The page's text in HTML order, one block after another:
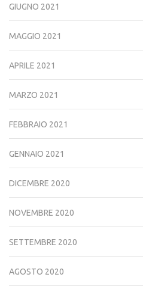
GIUGNO 2021
MAGGIO 2021
APRILE 2021
MARZO 2021
FEBBRAIO 2021
GENNAIO 2021
DICEMBRE 2020
NOVEMBRE 2020
SETTEMBRE 2020
AGOSTO 2020